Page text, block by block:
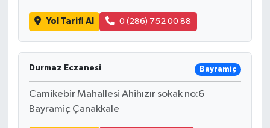
Yol Tarifi Al 0 (286) 752 00 88
Durmaz Eczanesi Bayramiç
Camikebir Mahallesi Ahihızır sokak no:6
Bayramiç Çanakkale